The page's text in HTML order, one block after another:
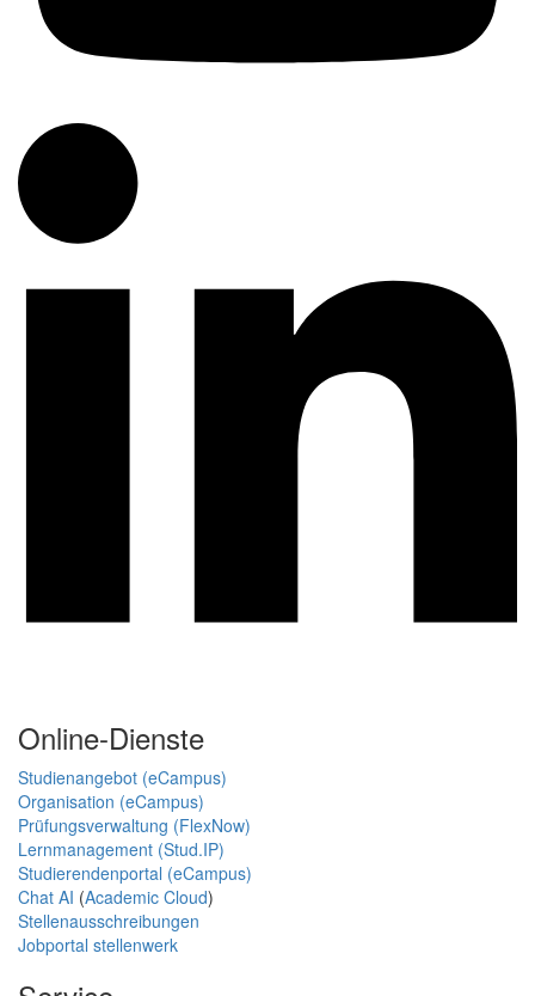
Online-Dienste
Studienangebot (eCampus)
Organisation (eCampus)
Prüfungsverwaltung (FlexNow)
Lernmanagement (Stud.IP)
Studierendenportal (eCampus)
Chat AI (Academic Cloud)
Stellenausschreibungen
Jobportal stellenwerk